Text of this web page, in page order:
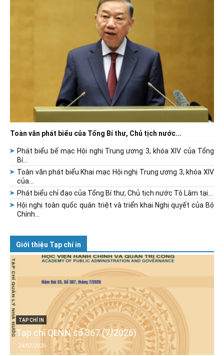
Toàn văn phát biểu của Tổng Bí thư, Chủ tịch nước...
Phát biểu bế mạc Hội nghị Trung ương 3, khóa XIV của Tổng
Bí...
Toàn văn phát biểu Khai mạc Hội nghị Trung ương 3, khóa XIV
của...
Phát biểu chỉ đạo của Tổng Bí thư, Chủ tịch nước Tô Lâm tại...
Hội nghị toàn quốc quán triệt và triển khai Nghị quyết của Bộ
Chính...
Giới thiệu Tạp chí in
TẠP CHÍ IN
Tạp chí QLNN số 367 (7/2026)
24/07/2026